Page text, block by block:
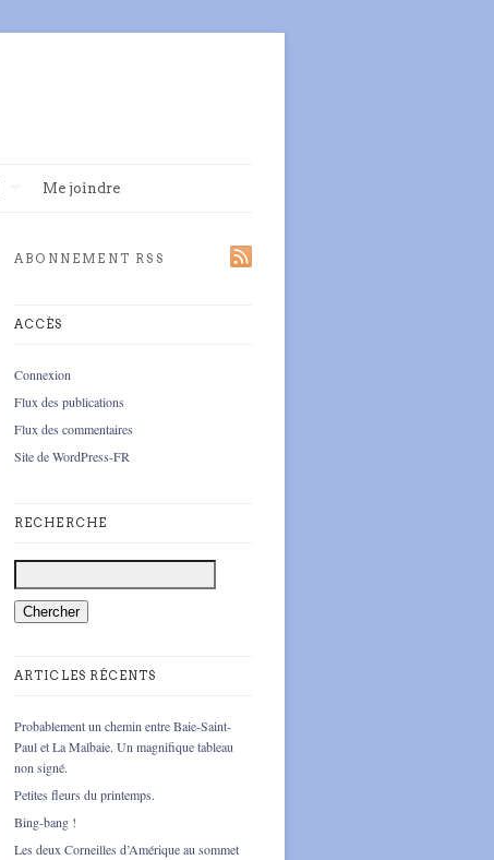
Me joindre
ABONNEMENT RSS
ACCÈS
Connexion
Flux des publications
Flux des commentaires
Site de WordPress-FR
RECHERCHE
ARTICLES RÉCENTS
Probablement un chemin entre Baie-Saint-
Paul et La Malbaie. Un magnifique tableau
non signé.
Petites fleurs du printemps.
Bing-bang !
Les deux Corneilles d’Amérique au sommet